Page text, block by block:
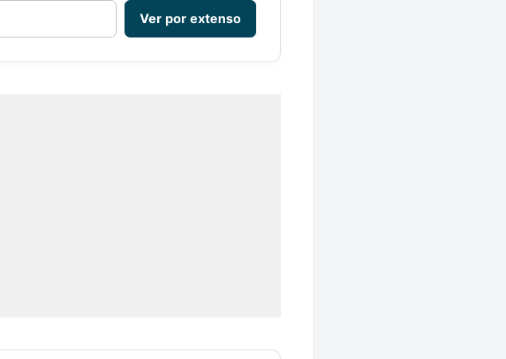
Ver por extenso